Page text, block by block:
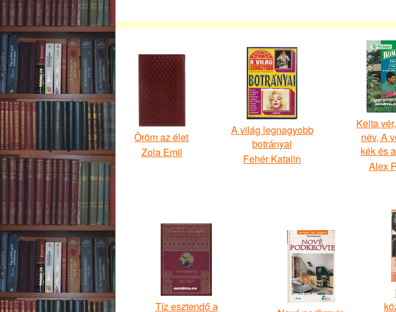
Öröm az élet
Zola Emil
A világ legnagyobb
botrányai
Fehér Katalin
Kelta
név, A
kék és
Alex
Tíz esztendő a